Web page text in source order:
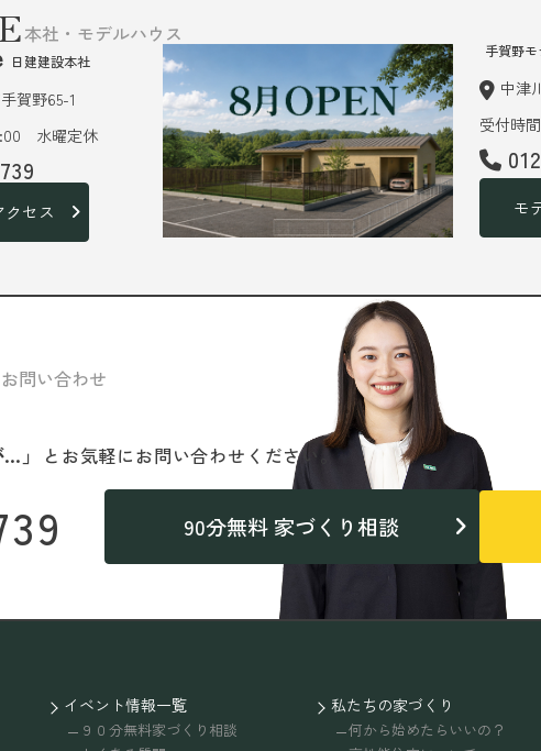
本社・モデルハウス
日建建設本社
賀野65-1
水曜定休
セス
手賀野
中津
受付時
モ
お問い合わせ
」 と お気軽にお問い合わせください。
90分無料 家づくり相談
イベント情報一覧
９０分無料家づくり相談
私たちの家づくり
何から始めたらいいの？